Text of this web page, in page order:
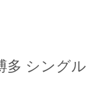
多 シングル